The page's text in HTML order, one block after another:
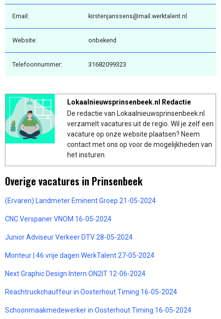
Email: kirstenjanssens@mail.werktalent.nl
Website: onbekend
Telefoonnummer: 31682099323
Lokaalnieuwsprinsenbeek.nl Redactie
De redactie van Lokaalnieuwsprinsenbeek.nl
verzamelt vacatures uit de regio. Wil je zelf een
vacature op onze website plaatsen? Neem
contact met ons op voor de mogelijkheden van
het insturen.
Overige vacatures in Prinsenbeek
(Ervaren) Landmeter Eminent Groep 21-05-2024
CNC Verspaner VNOM 16-05-2024
Junior Adviseur Verkeer DTV 28-05-2024
Monteur | 46 vrije dagen WerkTalent 27-05-2024
Next Graphic Design Intern ON2IT 12-06-2024
Reachtruckchauffeur in Oosterhout Timing 16-05-2024
Schoonmaakmedewerker in Oosterhout Timing 16-05-2024